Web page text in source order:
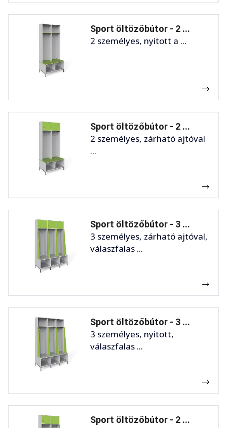
Sport öltözőbútor - 2 ...
2 személyes, nyitott a ...
Sport öltözőbútor - 2 ...
2 személyes, zárható ajtóval
...
Sport öltözőbútor - 3 ...
3 személyes, zárható ajtóval,
válaszfalas ...
Sport öltözőbútor - 3 ...
3 személyes, nyitott,
válaszfalas ...
Sport öltözőbútor - 2 ...